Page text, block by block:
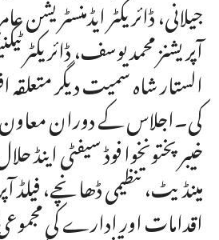
جیلانی، ڈائریکٹر ایڈمنسٹریشن
آپریشنز محمد یوسف، ڈائریکٹر
الستار شاہ سمیت دیگر
کی۔اجلاس کے دوران
خیبرپختونخوا فوڈ سیفٹی اینڈ
مینڈیٹ، تنظیمی ڈھانچے، فیلڈ
اقدامات اور ادارے کی